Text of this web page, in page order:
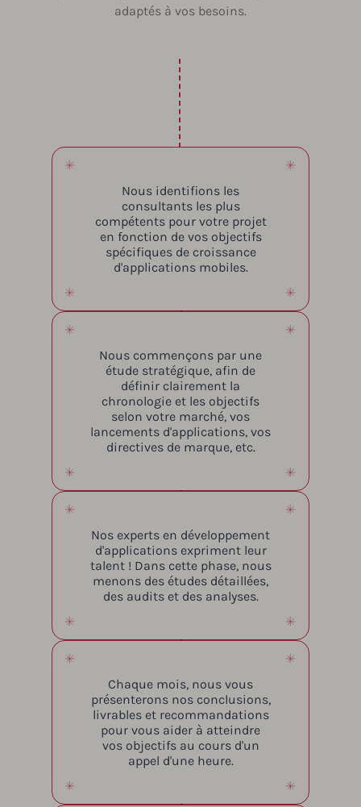
adaptés à vos besoins.
Nous identifions les
consultants les plus
compétents pour votre projet
en fonction de vos objectifs
spécifiques de croissance
d'applications mobiles.
Nous commençons par une
étude stratégique, afin de
définir clairement la
chronologie et les objectifs
selon votre marché, vos
lancements d'applications, vos
directives de marque, etc.
Nos experts en développement
d'applications expriment leur
talent ! Dans cette phase, nous
menons des études détaillées,
des audits et des analyses.
Chaque mois, nous vous
présenterons nos conclusions,
livrables et recommandations
pour vous aider à atteindre
vos objectifs au cours d'un
appel d'une heure.